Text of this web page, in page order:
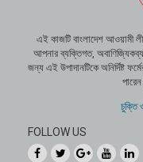
এই কাজটি বাংলাদেশ আওয়ামী
আপনার ব্যক্তিগত,
জন্য এই উপাদানটিকে অনির্দিষ্ট
চুক্তি
FOLLOW US